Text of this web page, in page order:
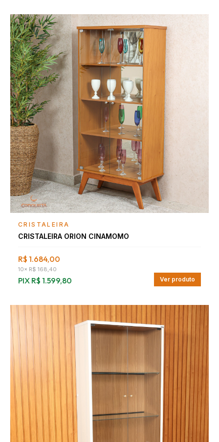
CRISTALEIRA
CRISTALEIRA ORION CINAMOMO
R$ 1.684,00
10× R$ 168,40
PIX R$ 1.599,80 Ver produto